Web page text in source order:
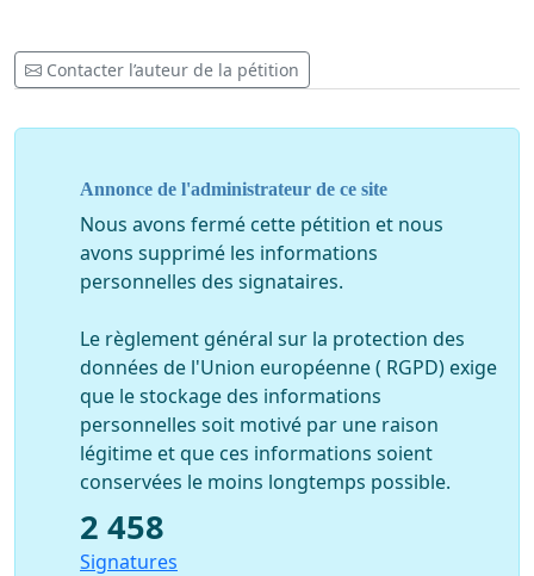
Contacter l’auteur de la pétition
Annonce de l'administrateur de ce site
Nous avons fermé cette pétition et nous
avons supprimé les informations
personnelles des signataires.
Le règlement général sur la protection des
données de l'Union européenne ( RGPD) exige
que le stockage des informations
personnelles soit motivé par une raison
légitime et que ces informations soient
conservées le moins longtemps possible.
2 458
Signatures